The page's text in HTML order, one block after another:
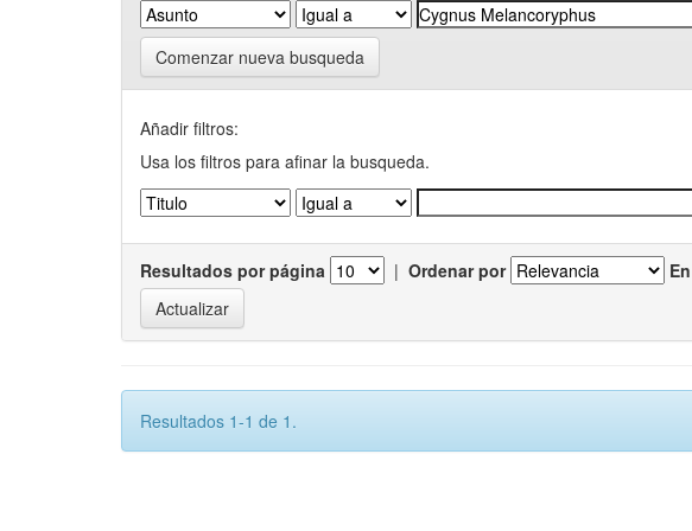
Comenzar nueva busqueda
Añadir filtros:
Usa los filtros para afinar la busqueda.
Resultados por página | Ordenar por
Resultados 1-1 de 1.